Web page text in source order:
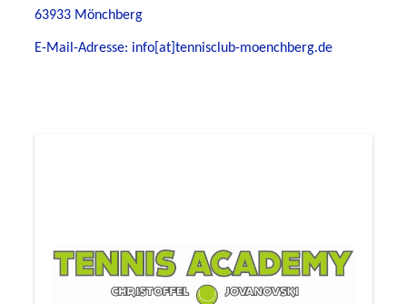
63933 Mönchberg
E-Mail-Adresse: info[at]tennisclub-moenchberg.de